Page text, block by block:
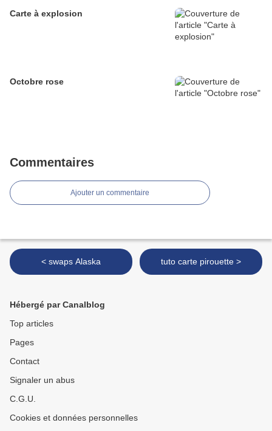
Carte à explosion
Octobre rose
Commentaires
Ajouter un commentaire
< swaps Alaska tuto carte pirouette >
Hébergé par Canalblog
Top articles
Pages
Contact
Signaler un abus
C.G.U.
Cookies et données personnelles